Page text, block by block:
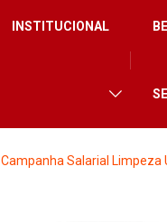
INSTITUCIONAL
Campanha Salarial Limpeza